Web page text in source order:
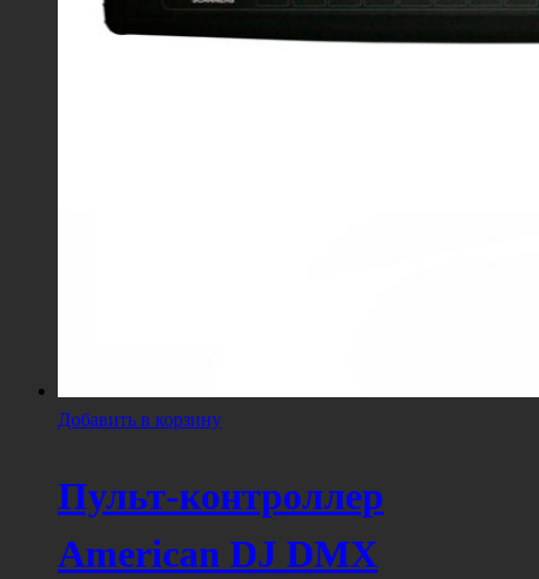
Добавить в корзину
Пульт-контроллер
American DJ DMX